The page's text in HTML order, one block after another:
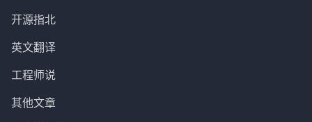
开源指北
英文翻译
工程师说
其他文章